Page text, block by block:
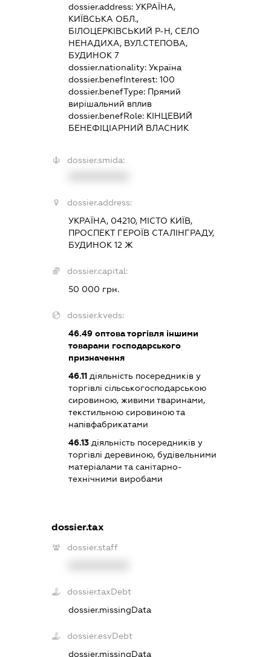
dossier.address:УКРАЇНА,
КИЇВСЬКА ОБЛ.,
БІЛОЦЕРКІВСЬКИЙ Р-Н, СЕЛО
НЕНАДИХА, ВУЛ.СТЕПОВА,
БУДИНОК 7
dossier.nationality:Україна
dossier.benefInterest:100
dossier.benefType: Прямий
вирішальний вплив
dossier.benefRole: КІНЦЕВИЙ
БЕНЕФІЦІАРНИЙ ВЛАСНИК
dossier.smida:
dossier.address:
УКРАЇНА, 04210, МІСТО КИЇВ,
ПРОСПЕКТ ГЕРОЇВ СТАЛІНГРАДУ,
БУДИНОК 12 Ж
dossier.capital:
50 000 грн.
dossier.kveds:
46.49 оптова торгівля іншими
товарами господарського
призначення
46.11 діяльність посередників у
торгівлі сільськогосподарською
сировиною, живими тваринами,
текстильною сировиною та
напівфабрикатами
46.13 діяльність посередників у
торгівлі деревиною, будівельними
матеріалами та санітарно-
технічними виробами
dossier.tax
dossier.staff
dossier.taxDebt
dossier.missingData
dossier.esvDebt
dossier.missingData